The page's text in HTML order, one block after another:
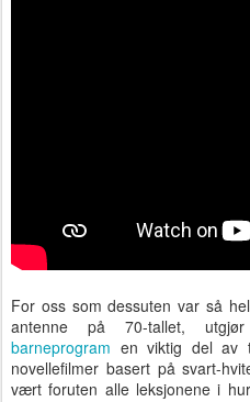
For oss som dessuten var så
antenne på 70-tallet,
barneprogram en viktig del av
novellefilmer basert på svart-
vært foruten alle leksjonene i